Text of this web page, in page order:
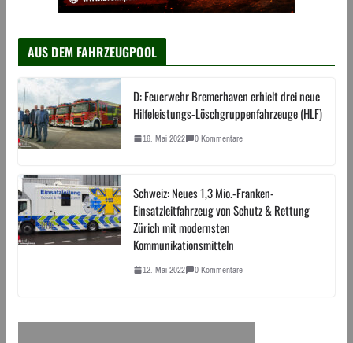
AUS DEM FAHRZEUGPOOL
D: Feuerwehr Bremerhaven erhielt drei neue
Hilfeleistungs-Löschgruppenfahrzeuge (HLF)
16. Mai 2022 0 Kommentare
Schweiz: Neues 1,3 Mio.-Franken-
Einsatzleitfahrzeug von Schutz & Rettung
Zürich mit modernsten
Kommunikationsmitteln
12. Mai 2022 0 Kommentare